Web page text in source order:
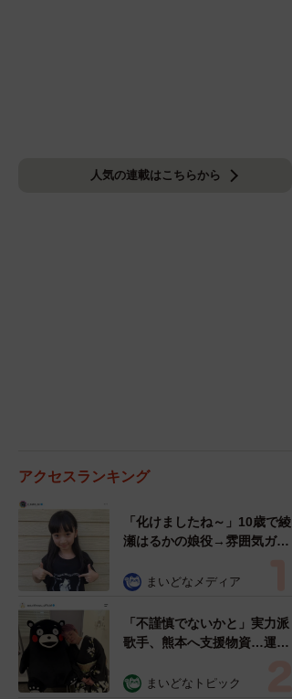
人気の連載はこちらから
アクセスランキング
「化けましたね～」10歳で綾
瀬はるかの娘役→雰囲気ガラ
雰囲気が」「宝塚に入れそ
まいどなメディア
「不謹慎でないかと」実力派
歌手、熊本へ支援物資…運搬
めらい 「痛いほど伝わる」
まいどなトピック